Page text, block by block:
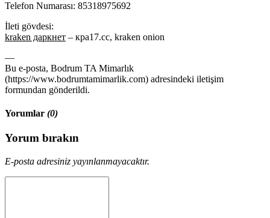
Telefon Numarası: 85318975692
İleti gövdesi:
kraken даркнет – кра17.сс, kraken onion
—
Bu e-posta, Bodrum TA Mimarlık
(https://www.bodrumtamimarlik.com) adresindeki iletişim
formundan gönderildi.
Yorumlar (0)
Yorum bırakın
E-posta adresiniz yayınlanmayacaktır.